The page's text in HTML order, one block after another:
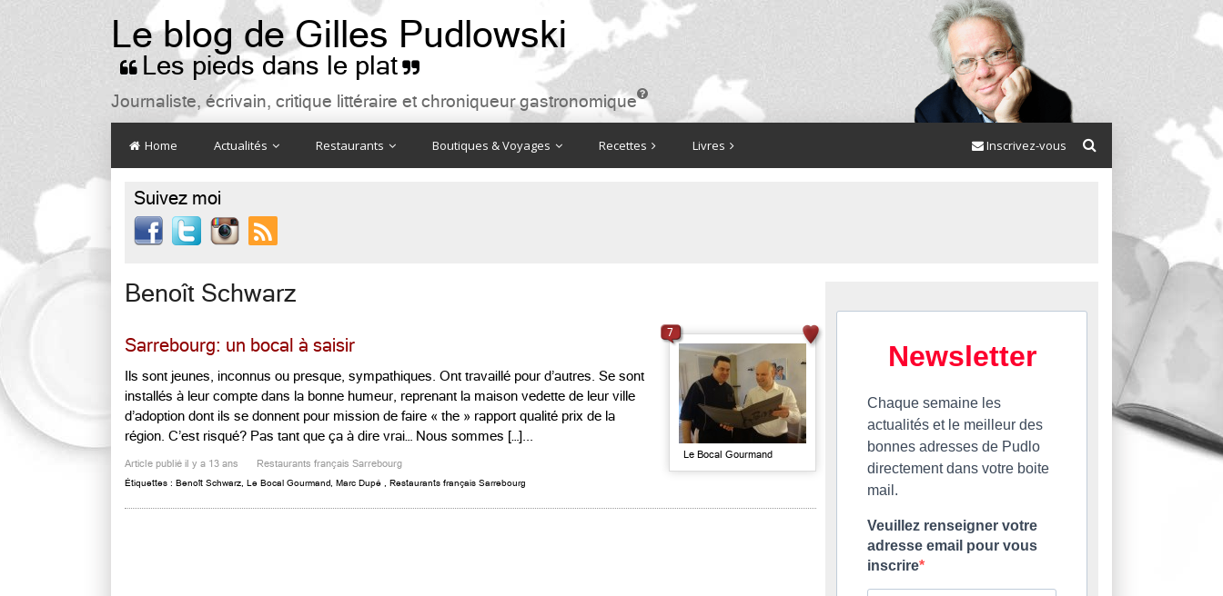
Le blog de Gilles Pudlowski
 Les pieds dans le plat 
Journaliste, écrivain, critique littéraire et chroniqueur gastronomique

Home Actualités Restaurants Boutiques & Voyages Recettes Livres Inscrivez-vous
Suivez moi

Benoît Schwarz
Sarrebourg: un bocal à saisir
Ils sont jeunes, inconnus ou presque, sympathiques. Ont travaillé pour d’autres. Se sont
installés à leur compte dans la bonne humeur, reprenant la maison vedette de leur ville
d’adoption dont ils se donnent pour mission de faire « the » rapport qualité prix de la
région. C’est risqué? Pas tant que ça à dire vrai… Nous sommes […]...
Article publié il y a 13 ans Restaurants français Sarrebourg
Étiquettes : Benoît Schwarz Le Bocal Gourmand Marc Dupé Restaurants français Sarrebourg
Le Bocal Gourmand
7
Newsletter
Chaque semaine les
actualités et le meilleur des
bonnes adresses de Pudlo
directement dans votre boite
mail.
Veuillez renseigner votre
adresse email pour vous
inscrire